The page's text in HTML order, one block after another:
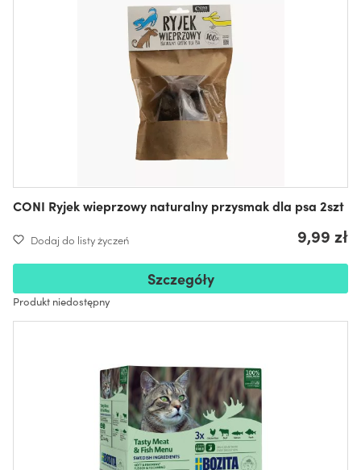
CONI Ryjek wieprzowy naturalny przysmak dla psa 2szt
Dodaj do listy życzeń 9,99 zł
Szczegóły
Produkt niedostępny